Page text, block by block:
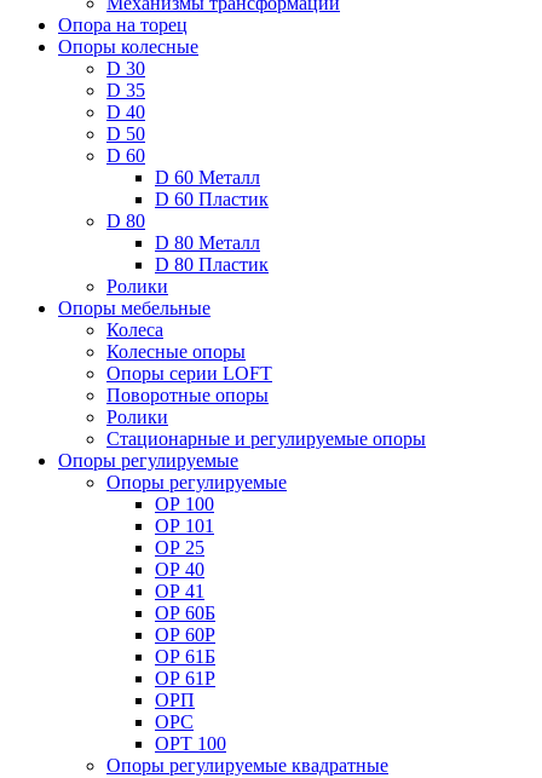
Опора на торец
Опоры колесные
D 30
D 35
D 40
D 50
D 60
D 60 Металл
D 60 Пластик
D 80
D 80 Металл
D 80 Пластик
Ролики
Опоры мебельные
Колеса
Колесные опоры
Опоры серии LOFT
Поворотные опоры
Ролики
Стационарные и регулируемые опоры
Опоры регулируемые
Опоры регулируемые
ОР 100
ОР 101
ОР 25
ОР 40
ОР 41
ОР 60Б
ОР 60Р
ОР 61Б
ОР 61Р
ОРП
ОРС
ОРТ 100
Опоры регулируемые квадратные